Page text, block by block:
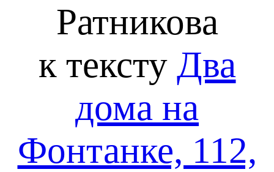
Ратникова
к тексту Два
дома на
Фонтанке, 112,